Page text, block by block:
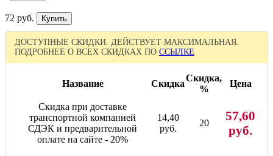
72 руб.
ДОСТУПНЫЕ СКИДКИ. ДЕЙСТВУЕТ МАКСИМАЛЬНАЯ.
ПОДРОБНЕЕ О ВСЕХ СКИДКАХ ПО ССЫЛКЕ
Название Скидка
Скидка,
%
Цена
Скидка при доставке
транспортной компанией
СДЭК и предварительной
оплате на сайте - 20%
14,40
руб.
20
57,60
руб.